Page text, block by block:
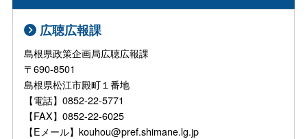
広聴広報課
島根県政策企画局広聴広報課
〒690-8501
島根県松江市殿町１番地
【電話】0852-22-5771
【FAX】0852-22-6025
【Eメール】kouhou@pref.shimane.lg.jp